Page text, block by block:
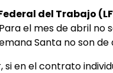
del Trabajo
el mes de abril
Santa no son
en el contrato